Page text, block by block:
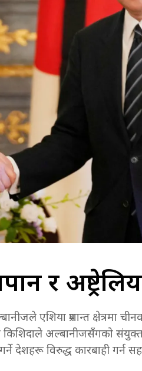
र
एशिया प्रशान्त क्षेत्रमा
अल्बानीजसँगको संयुक्त
देशहरू विरुद्ध कारबाही गर्न